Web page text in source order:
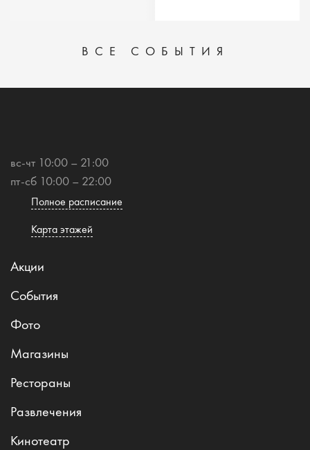
ВСЕ СОБЫТИЯ
вс-чт 10:00 – 21:00
пт-сб 10:00 – 22:00
Полное расписание
Карта этажей
Акции
События
Фото
Магазины
Рестораны
Развлечения
Кинотеатр